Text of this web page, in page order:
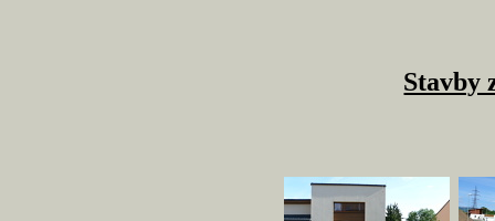
Stavby